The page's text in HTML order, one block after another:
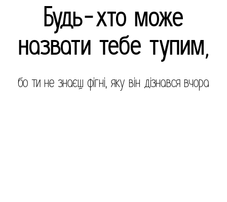
Будь-хто може
назвати тебе тупим,
бо ти не знаєш фігні, яку він дізнався вчора